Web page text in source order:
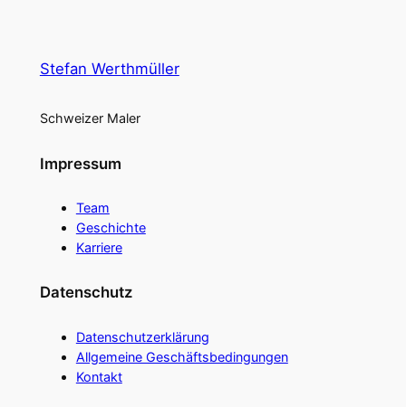
Stefan Werthmüller
Schweizer Maler
Impressum
Team
Geschichte
Karriere
Datenschutz
Datenschutzerklärung
Allgemeine Geschäftsbedingungen
Kontakt